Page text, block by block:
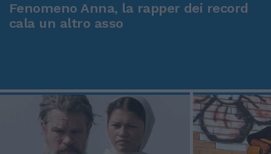
Fenomeno Anna, la rapper dei record
cala un altro asso